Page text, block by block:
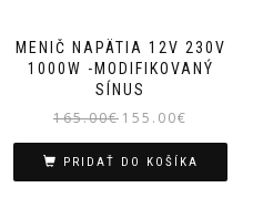
MENIČ NAPÄTIA 12V 230V
1000W -MODIFIKOVANÝ
SÍNUS
165.00€ Pôvodná
cena
bola:
165.00€.
155.00€
cena
je:
155.00€.
PRIDAŤ DO KOŠÍKA